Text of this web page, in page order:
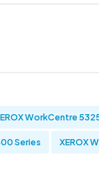
WorkCentre
Series XEROX